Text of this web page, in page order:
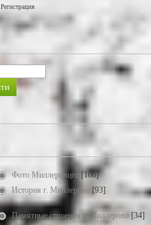
Регистрация
Фото Миллеровцев [106]
История г. Миллерово [93]
Памятные строения г. Миллерово [34]